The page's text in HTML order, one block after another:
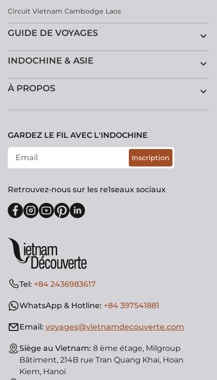
Circuit Vietnam Cambodge Laos
GUIDE DE VOYAGES
INDOCHINE & ASIE
À PROPOS
Tel: +84 2436983617
WhatsApp & Hotline: +84 397541881
Email: voyages@vietnamdecouverte.com
Siège au Vietnam: 8 ème étage, Milgroup
Bâtiment, 214B rue Tran Quang Khai, Hoan
Kiem, Hanoi
GARDEZ LE FIL AVEC L'INDOCHINE
Inscription
Retrouvez-nous sur les re1seaux sociaux